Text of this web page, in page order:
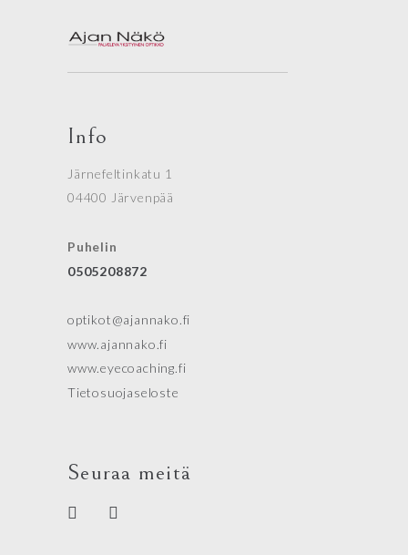
Info
Järnefeltinkatu 1
04400 Järvenpää
Puhelin
0505208872
optikot@ajannako.fi
www.ajannako.fi
www.eyecoaching.fi
Tietosuojaseloste
Seuraa meitä